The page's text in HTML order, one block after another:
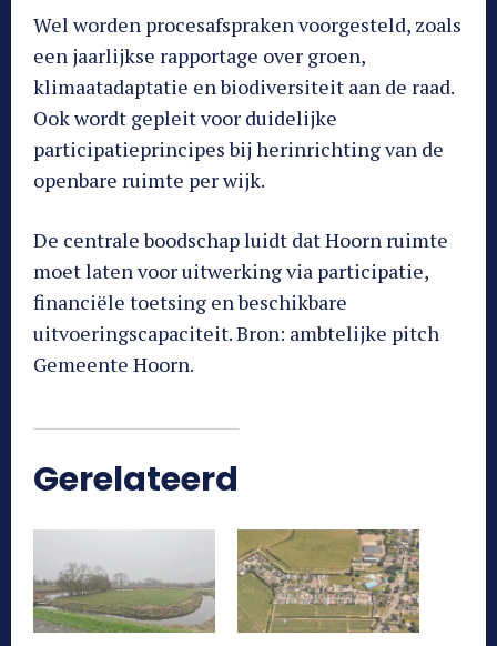
Wel worden procesafspraken voorgesteld, zoals
een jaarlijkse rapportage over groen,
klimaatadaptatie en biodiversiteit aan de raad.
Ook wordt gepleit voor duidelijke
participatieprincipes bij herinrichting van de
openbare ruimte per wijk.
De centrale boodschap luidt dat Hoorn ruimte
moet laten voor uitwerking via participatie,
financiële toetsing en beschikbare
uitvoeringscapaciteit. Bron: ambtelijke pitch
Gemeente Hoorn.
Gerelateerd